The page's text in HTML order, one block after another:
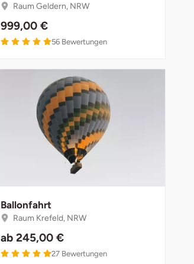
Raum Geldern, NRW
999,00 €
56 Bewertungen
Ballonfahrt
Raum Krefeld, NRW
ab 245,00 €
27 Bewertungen